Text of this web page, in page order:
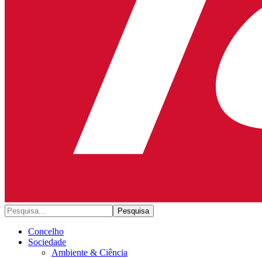
Concelho
Sociedade
Ambiente & Ciência